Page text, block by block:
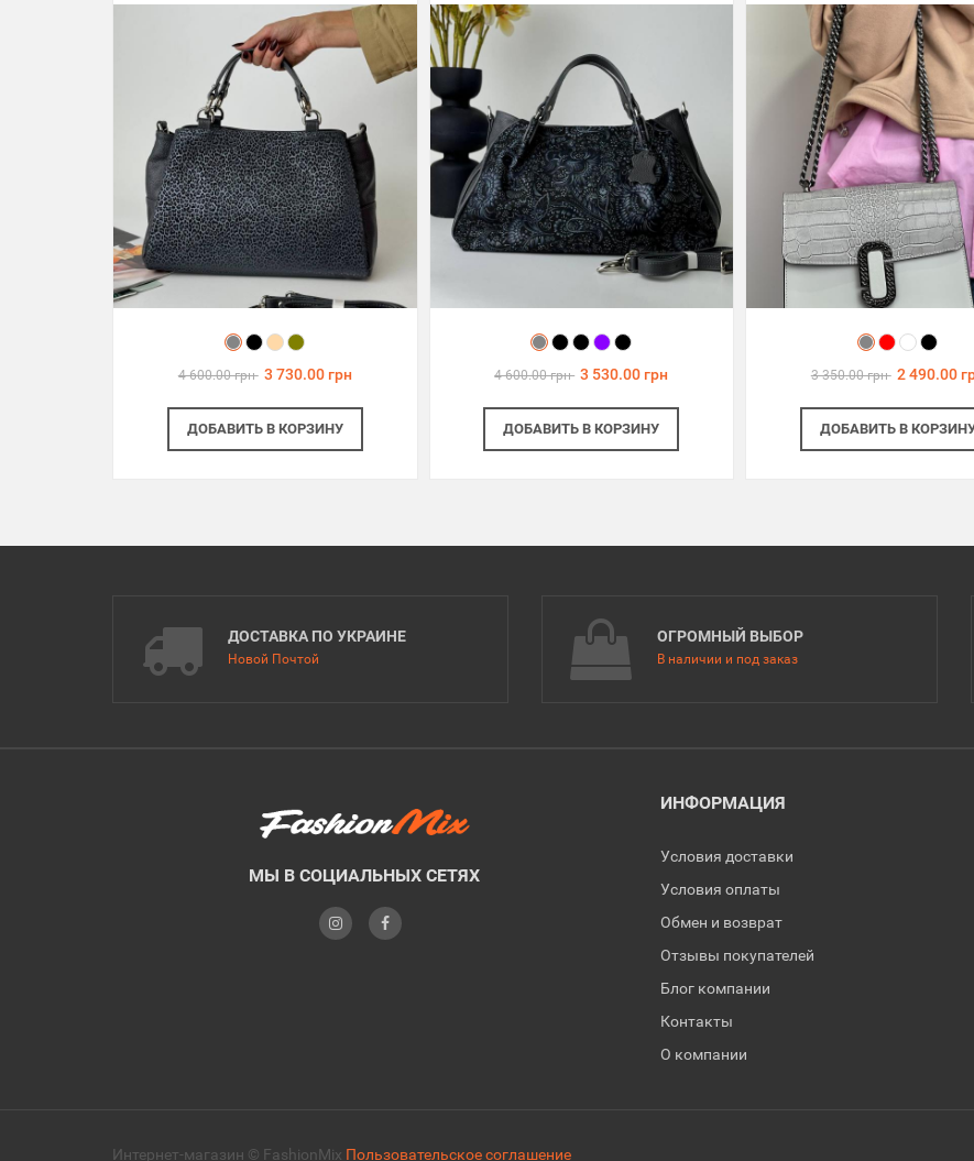
4 600.00 грн 3 730.00 грн
ДОБАВИТЬВ КОРЗИНУ
4 600.00 грн 3 530.00 грн
ДОБАВИТЬ В КОРЗИНУ
3 350.00 грн 2 490.00
ДОБАВИТЬВ
ДОСТАВКА ПО УКРАИНЕ
Новой Почтой
ОГРОМНЫЙ ВЫБОР
В наличии и под заказ
МЫ В СОЦИАЛЬНЫХ СЕТЯХ
ИНФОРМАЦИЯ
Условия доставки
Условия оплаты
Обмен и возврат
Отзывы покупателей
Блог компании
Контакты
О компании
Интернет-магазин © FashionMix Пользовательское соглашение